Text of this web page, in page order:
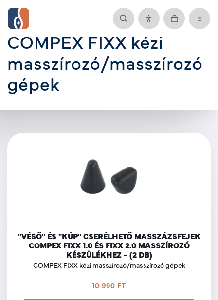
COMPEX FIXX kézi
masszírozó/masszírozó
gépek
"VÉSŐ" ÉS "KÚP" CSERÉLHETŐ MASSZÁZSFEJEK
COMPEX FIXX 1.0 ÉS FIXX 2.0 MASSZÍROZÓ
KÉSZÜLÉKHEZ - (2 DB)
COMPEX FIXX kézi masszírozó/masszírozó gépek
10 990 FT